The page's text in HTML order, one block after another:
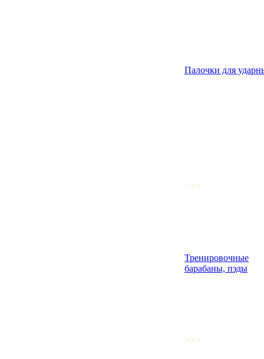
Палочки для
>>>
Тренировочные
барабаны, пэды
>>>